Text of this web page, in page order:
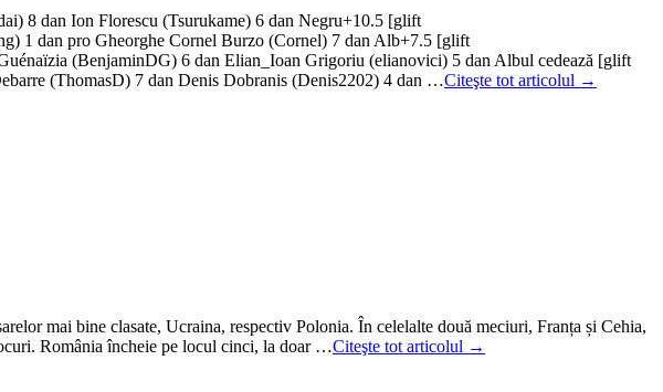
8 dan Ion Florescu (Tsurukame) 6 dan Negru+10.5 [glift
1 dan pro Gheorghe Cornel Burzo (Cornel) 7 dan Alb+7.5 [glift
(BenjaminDG) 6 dan Elian_Ioan Grigoriu (elianovici) 5 dan Albul cedează [glift
(ThomasD) 7 dan Denis Dobranis (Denis2202) 4 dan …Citeşte tot articolul →
mai bine clasate, Ucraina, respectiv Polonia. În celelalte două meciuri, Franța și Cehia,
România încheie pe locul cinci, la doar …Citeşte tot articolul →